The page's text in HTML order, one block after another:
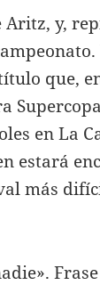
Aritz, y,
que,
en La
estará
más